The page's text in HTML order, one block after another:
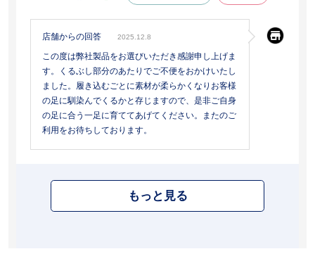
店舗からの回答 2025.12.8
この度は弊社製品をお選びいただき感謝申し上げま
す。くるぶし部分のあたりでご不便をおかけいたし
ました。履き込むごとに素材が柔らかくなりお客様
の足に馴染んでくるかと存じますので、是非ご自身
の足に合う一足に育ててあげてください。またのご
利用をお待ちしております。
もっと見る